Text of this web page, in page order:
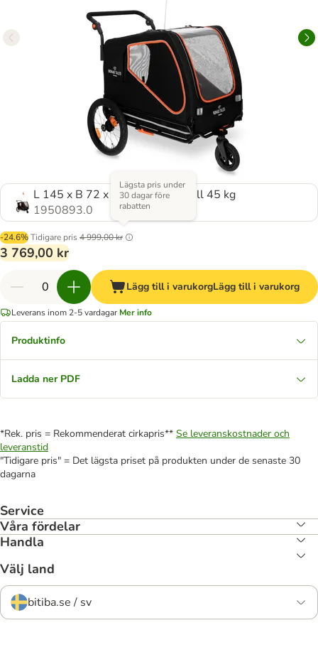
L 145 x B 72 x H 102 cm, upp till 45 kg
1950893.0
-24.6%Tidigare pris 4 999,00 kr
Lägsta pris under
30 dagar före
rabatten
3 769,00 kr
Lägg till i varukorgLägg till i varukorg
Leverans inom 2-5 vardagar Mer info
Produktinfo
Ladda ner PDF
*Rek. pris = Rekommenderat cirkapris** Se leveranskostnader och
leveranstid
"Tidigare pris" = Det lägsta priset på produkten under de senaste 30
dagarna
Service
Våra fördelar
Handla
Välj land
bitiba.se / sv